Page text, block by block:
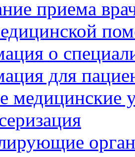
приема
о
для
медицинские